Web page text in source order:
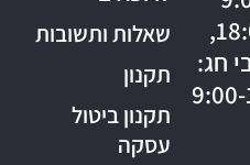
חג:
שאלות ותשובות
תקנון
תקנון ביטול
עסקה